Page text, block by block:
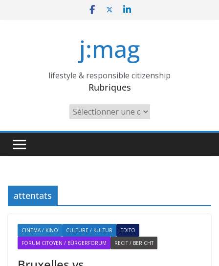
j:mag
lifestyle & responsible citizenship
Rubriques
Rubriques
attentats
CINÉMA / KINO CULTURE / KULTUR
EDITO
FORUM CITOYEN / BÜRGERFORUM
RECIT / BERICHT